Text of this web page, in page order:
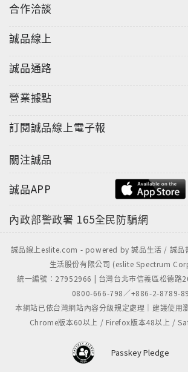
合作洽談
誠品線上
誠品通路
營業據點
訂閱誠品線上電子報
關注誠品
誠品APP
內政部警政署 165全民防騙網
誠品線上eslite.com - powered by 誠品生活 / 誠品
生活股份有限公司 (eslite Spectrum
統一編號：27952966 | 台灣台北市信義區松德路
0800-666-798／+886-2-8789-
本網站已依台灣網站內容分級規定處理｜建議使用
Chrome版本60以上 / Firefox版本48以上 /
Passkey Pledge